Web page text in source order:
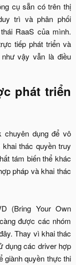
cụ sẵn có trên thị
trì và phân phối
RaaS của mình.
tiếp phát triển và
vậy vẫn là điều
phát triển
chuyên dụng để vô
thác quyền truy
tám biến thể khác
pháp và khai thác
(Bring Your Own
được các nhóm
Thay vì khai thác
dụng các driver hợp
giành quyền thực thi